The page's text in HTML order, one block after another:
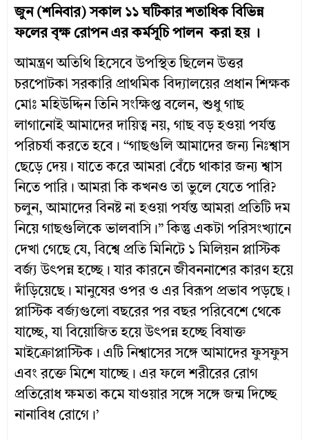
জুন (শনিবার) সকাল ১১ ঘটিকার শতাধিক বিভিন্ন
ফলের বৃক্ষ রোপন এর কর্মসূচি পালন করা হয় ।
আমন্ত্রণ অতিথি হিসেবে উপস্থিত ছিলেন উত্তর
চরপোটকা সরকারি প্রাথমিক বিদ্যালয়ের প্রধান শিক্ষক
মোঃ মহিউদ্দিন তিনি সংক্ষিপ্ত বলেন, শুধু গাছ
লাগানোই আমাদের দায়িত্ব নয়, গাছ বড় হওয়া পর্যন্ত
পরিচর্যা করতে হবে। “গাছগুলি আমাদের জন্য নিঃশ্বাস
ছেড়ে দেয়। যাতে করে আমরা বেঁচে থাকার জন্য শ্বাস
নিতে পারি। আমরা কি কখনও তা ভুলে যেতে পারি?
চলুন, আমাদের বিনষ্ট না হওয়া পর্যন্ত আমরা প্রতিটি দম
নিয়ে গাছগুলিকে ভালবাসি।” কিন্তু একটা পরিসংখ্যানে
দেখা গেছে যে, বিশ্বে প্রতি মিনিটে ১ মিলিয়ন প্লাস্টিক
বর্জ্য উৎপন্ন হচ্ছে। যার কারনে জীবননাশের কারণ হয়ে
দাঁড়িয়েছে। মানুষের ওপর ও এর বিরূপ প্রভাব পড়ছে।
প্লাস্টিক বর্জ্যগুলো বছরের পর বছর পরিবেশে থেকে
যাচ্ছে, যা বিয়োজিত হয়ে উৎপন্ন হচ্ছে বিষাক্ত
মাইক্রোপ্লাস্টিক। এটি নিশ্বাসের সঙ্গে আমাদের ফুসফুস
এবং রক্তে মিশে যাচ্ছে। এর ফলে শরীরের রোগ
প্রতিরোধ ক্ষমতা কমে যাওয়ার সঙ্গে সঙ্গে জন্ম দিচ্ছে
নানাবিধ রোগে।’